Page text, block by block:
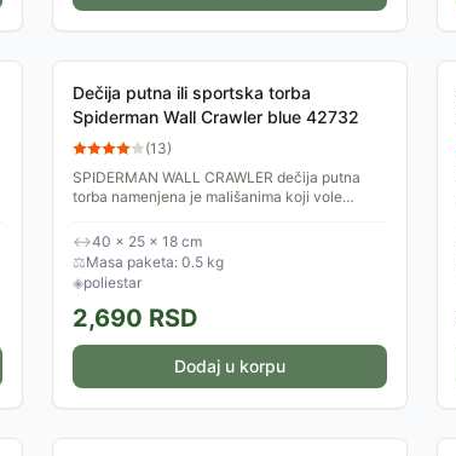
Dečija putna ili sportska torba
Spiderman Wall Crawler blue 42732
(13)
SPIDERMAN WALL CRAWLER dečija putna
torba namenjena je mališanima koji vole
Kapacitet 18l pruža dovoljno...
↔40 × 25 × 18 cm
⚖Masa paketa: 0.5 kg
◈poliestar
2,690 RSD
Dodaj u korpu